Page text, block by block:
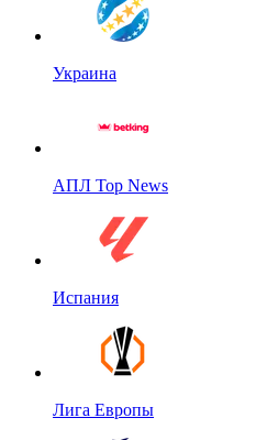
Украина
АПЛ Top News
Испания
Лига Европы